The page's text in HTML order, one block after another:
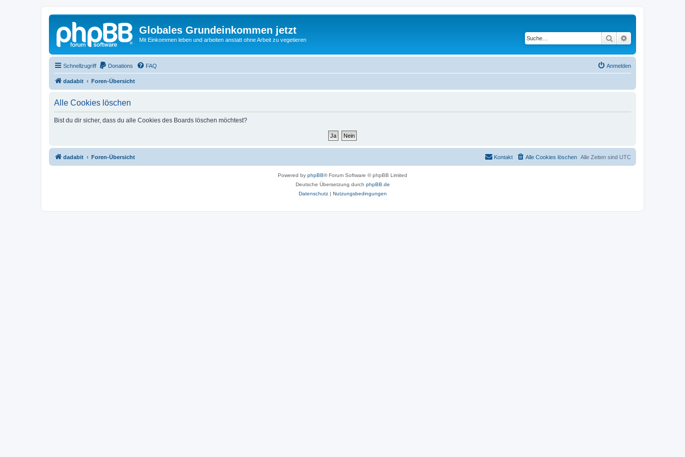
Globales Grundeinkommen jetzt
Mit Einkommen leben und arbeiten anstatt ohne Arbeit zu vegetieren Suche
Schnellzugriff Donations FAQ Anmelden
dadabit Foren-Übersicht
Alle Cookies löschen
Bist du dir sicher, dass du alle Cookies des Boards löschen möchtest?
dadabit Foren-Übersicht Alle Zeiten sind UTC
Alle Cookies löschen
Kontakt
Powered by phpBB® Forum Software © phpBB Limited
Deutsche Übersetzung durch phpBB.de
Datenschutz| Nutzungsbedingungen